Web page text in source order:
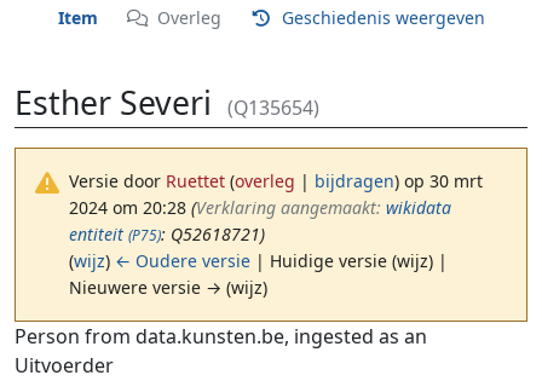
Item Overleg Geschiedenis weergeven
Esther Severi (Q135654)
Versie door Ruettet (overleg | bijdragen) op 30 mrt
2024 om 20:28 (‎Verklaring aangemaakt: wikidata
entiteit (P75): Q52618721)
(wijz) ← Oudere versie | Huidige versie (wijz) |
Nieuwere versie → (wijz)
Ga naar:navigatie,zoeken
Person from data.kunsten.be, ingested as an
Uitvoerder